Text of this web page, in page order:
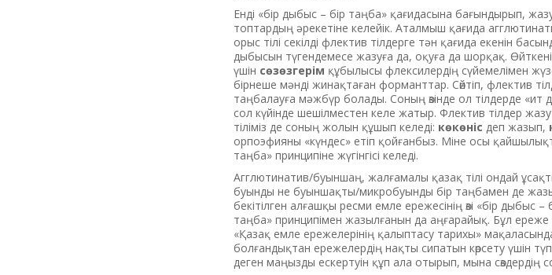
Енді «бір дыбыс – бір таңба» қағидасына бағындырып,
топтардың әрекетіне келейік. Аталмыш қағида
орыс тілі секілді флектив тілдерге тән қағида екенін
дыбысын түгендемесе жазуға да, оқуға да шорқақ.
үшін сөзөзгерім құбылысы флексилердің сүйемелімен
бірнеше мәнді жинақтаған форманттар. Сөйтіп, флектив
таңбалауға мәжбүр болады. Соның өзінде ол тілдерде
сол күйінде шешілместен келе жатыр. Флектив тілдер жазу
тіліміз де соның жолын құшып келеді: көкөніс деп жазып,
орпоэфияны «күндес» етіп қойғанбыз. Міне осы
таңба» принципіне жүгінгісі келеді.
Агглютинатив/буыншаң, жалғамалы қазақ тілі ондай
буынды не буыншақты/микробуынды бір таңбамен де
бекітілген алғашқы ресми емле ережесінің өзі «бір дыбыс
таңба» принципімен жазылғанын да аңғарайық. Бұл ереже
«Қазақ емле ережелерінің қалыптасу тарихы»
болғандықтан ережелердің нақты сипатын көрсету үшін
деген маңызды ескертуін құп ала отырып, мына сөздердің